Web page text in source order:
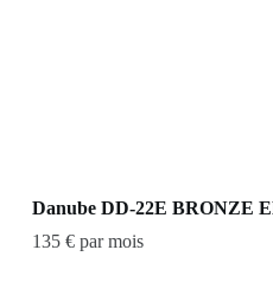
Danube DD-22E BRONZE
135 € par mois